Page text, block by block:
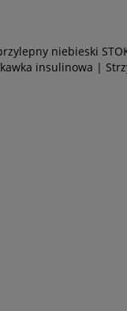
niebieski
insulinowa |